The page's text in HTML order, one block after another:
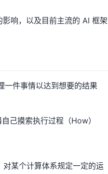
响，以及目前主流的 AI 框架
件事情以达到想要的结果
己摸索执行过程（How）
某个计算体系规定一定的运